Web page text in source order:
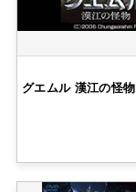
グエムル 漢江の怪物